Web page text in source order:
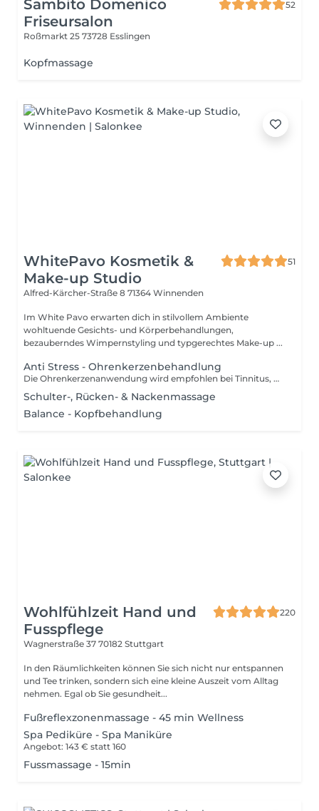
Sambito Domenico
Friseursalon
52
Roßmarkt 25 73728 Esslingen
Kopfmassage
WhitePavo Kosmetik &
Make-up Studio
51
Alfred-Kärcher-Straße 8 71364 Winnenden
Im White Pavo erwarten dich in stilvollem Ambiente
wohltuende Gesichts- und Körperbehandlungen,
bezauberndes Wimpernstyling und typgerechtes Make-up ...
Anti Stress - Ohrenkerzenbehandlung
Die Ohrenkerzenanwendung wird empfohlen bei Tinnitus, Halsschmerzen, Husten, Atemstörung, gegen Schnupfen und Erkältung, Heuschnupfen, Kopfschmerzen, allgemeines Unwohlsein und vorallem gegen Stress und Unruhe, dient sehr der Entspannung und Erholung.
Schulter-, Rücken- & Nackenmassage
Balance - Kopfbehandlung
Wohlfühlzeit Hand und
Fusspflege
220
Wagnerstraße 37 70182 Stuttgart
In den Räumlichkeiten können Sie sich nicht nur entspannen
und Tee trinken, sondern sich eine kleine Auszeit vom Alltag
nehmen. Egal ob Sie gesundheit...
Fußreflexzonenmassage - 45 min Wellness
Spa Pediküre - Spa Maniküre
Angebot: 143 € statt 160
Fussmassage - 15min